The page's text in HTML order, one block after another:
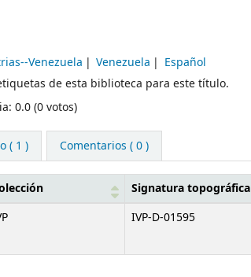
Venezuela Venezuela
Español
de esta biblioteca para este título.
0.0 (0 votos)
( 1 ) Comentarios ( 0 )
Signatura topográfica
IVP-D-01595